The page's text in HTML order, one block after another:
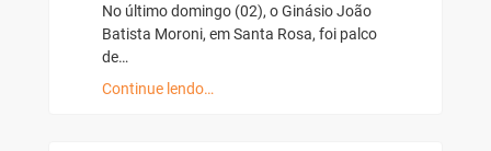
No último domingo (02), o Ginásio João
Batista Moroni, em Santa Rosa, foi palco
de…
Continue lendo…